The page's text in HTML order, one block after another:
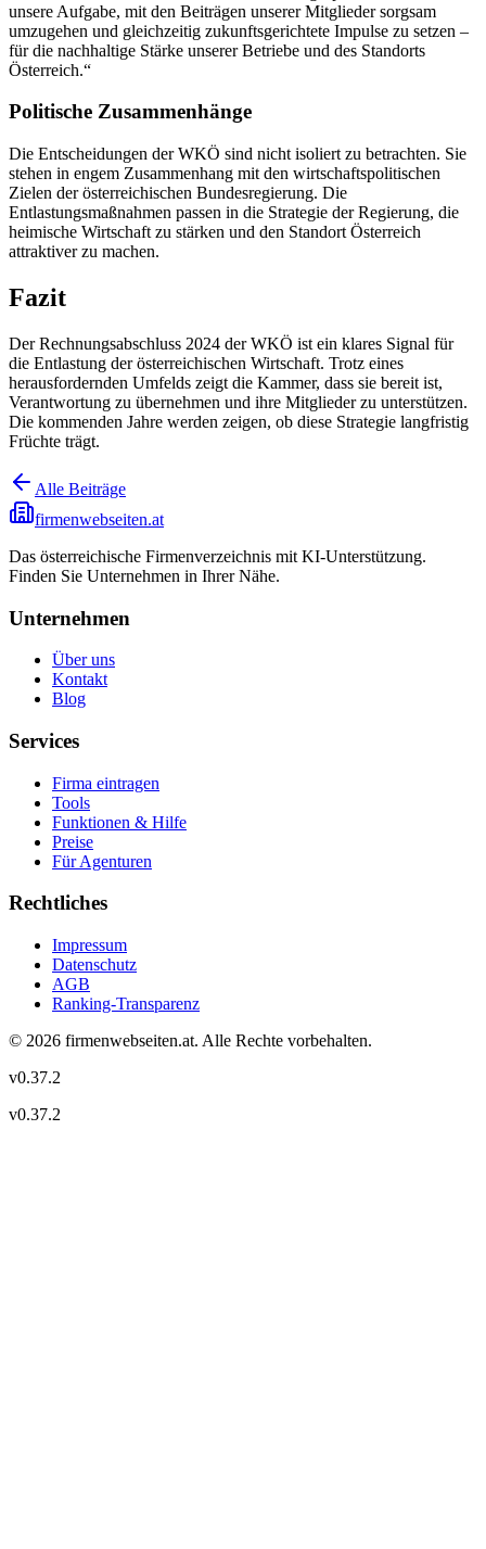
unsere Aufgabe, mit den Beiträgen unserer Mitglieder sorgsam
umzugehen und gleichzeitig zukunftsgerichtete Impulse zu setzen –
für die nachhaltige Stärke unserer Betriebe und des Standorts
Österreich.“
Politische Zusammenhänge
Die Entscheidungen der WKÖ sind nicht isoliert zu betrachten. Sie
stehen in engem Zusammenhang mit den wirtschaftspolitischen
Zielen der österreichischen Bundesregierung. Die
Entlastungsmaßnahmen passen in die Strategie der Regierung, die
heimische Wirtschaft zu stärken und den Standort Österreich
attraktiver zu machen.
Fazit
Der Rechnungsabschluss 2024 der WKÖ ist ein klares Signal für
die Entlastung der österreichischen Wirtschaft. Trotz eines
herausfordernden Umfelds zeigt die Kammer, dass sie bereit ist,
Verantwortung zu übernehmen und ihre Mitglieder zu unterstützen.
Die kommenden Jahre werden zeigen, ob diese Strategie langfristig
Früchte trägt.
Alle Beiträge
firmenwebseiten.at
Das österreichische Firmenverzeichnis mit KI-Unterstützung.
Finden Sie Unternehmen in Ihrer Nähe.
Unternehmen
Über uns
Kontakt
Blog
Services
Firma eintragen
Tools
Funktionen & Hilfe
Preise
Für Agenturen
Rechtliches
Impressum
Datenschutz
AGB
Ranking-Transparenz
© 2026 firmenwebseiten.at. Alle Rechte vorbehalten.
v0.37.2
v0.37.2